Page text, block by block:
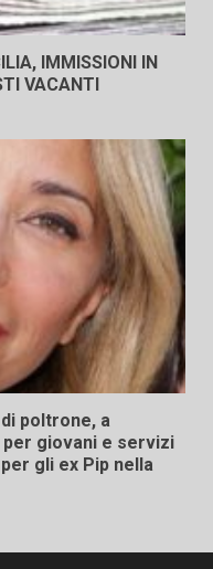
IMMISSIONI IN
VACANTI
poltrone, a
giovani e servizi
gli ex Pip nella